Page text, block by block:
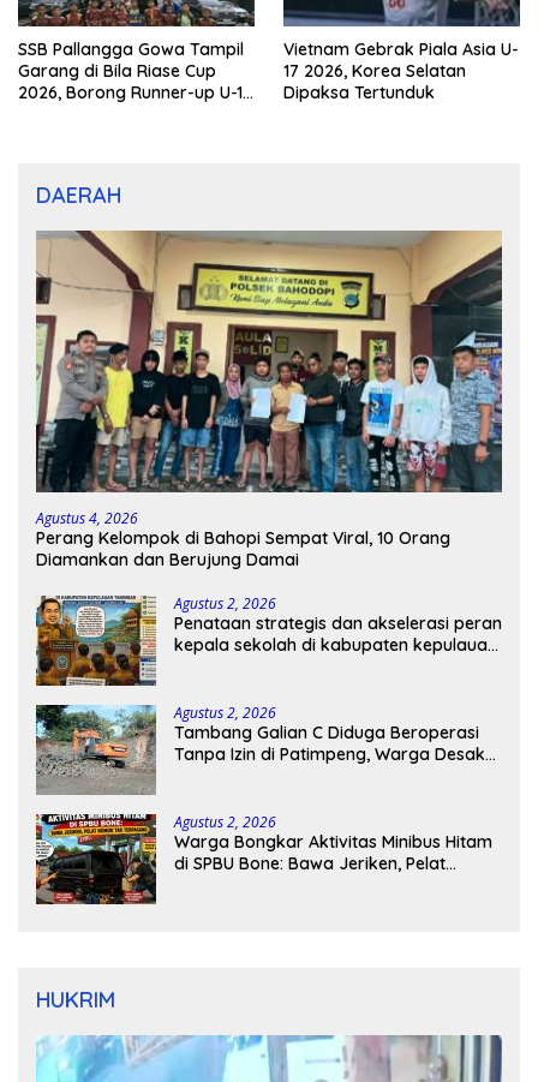
SSB Pallangga Gowa Tampil
Garang di Bila Riase Cup
2026, Borong Runner-up U-10
Vietnam Gebrak Piala Asia U-
17 2026, Korea Selatan
Dipaksa Tertunduk
DAERAH
Agustus 4, 2026
Perang Kelompok di Bahopi Sempat Viral, 10 Orang
Diamankan dan Berujung Damai
Agustus 2, 2026
Penataan strategis dan akselerasi peran
kepala sekolah di kabupaten kepulauan
Agustus 2, 2026
Tambang Galian C Diduga Beroperasi
Tanpa Izin di Patimpeng, Warga Desak
Agustus 2, 2026
Warga Bongkar Aktivitas Minibus Hitam
di SPBU Bone: Bawa Jeriken, Pelat
HUKRIM